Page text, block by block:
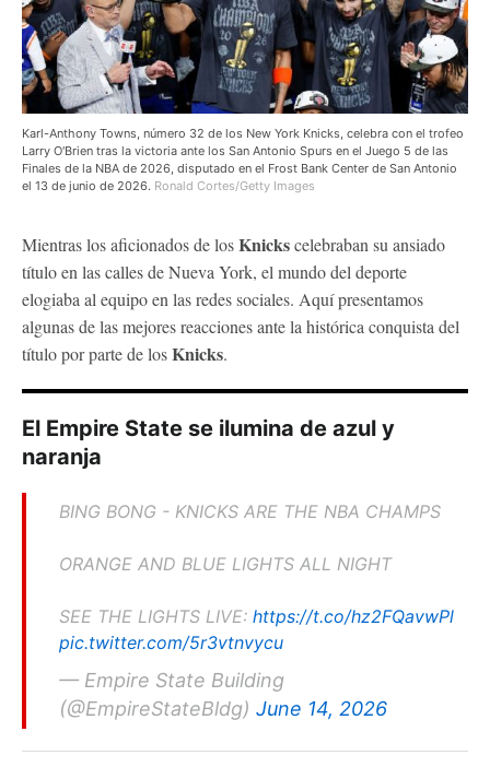
Karl-Anthony Towns, número 32 de los New York Knicks, celebra con el trofeo
Larry O'Brien tras la victoria ante los San Antonio Spurs en el Juego 5 de las
Finales de la NBA de 2026, disputado en el Frost Bank Center de San Antonio
el 13 de junio de 2026. Ronald Cortes/Getty Images
Mientras los aficionados de losKnickscelebraban su ansiado
título en las calles de Nueva York, el mundo del deporte
elogiaba al equipo en las redes sociales. Aquí presentamos
algunas de las mejores reacciones ante la histórica conquista del
título por parte de losKnicks.
El Empire State se ilumina de azul y
naranja
BING BONG - KNICKS ARE THE NBA CHAMPS
ORANGE AND BLUE LIGHTS ALL NIGHT
SEE THE LIGHTS LIVE: https://t.co/hz2FQavwPl
pic.twitter.com/5r3vtnvycu
— Empire State Building
(@EmpireStateBldg) June 14, 2026